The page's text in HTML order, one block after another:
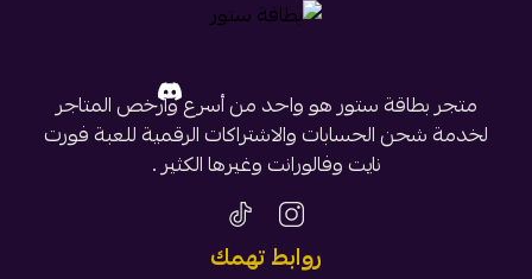
متجر بطاقة ستور هو واحد من أسرع وأرخص المتاجر
لخدمة شحن الحسابات والاشتراكات الرقمية للعبة فورت
نايت وفالورانت وغيرها الكثير .
روابط تهمك